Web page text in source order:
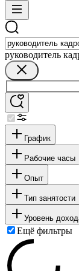
руководитель
График
Рабочие часы
Опыт
Тип занятости
Уровень
Ещё фильтры